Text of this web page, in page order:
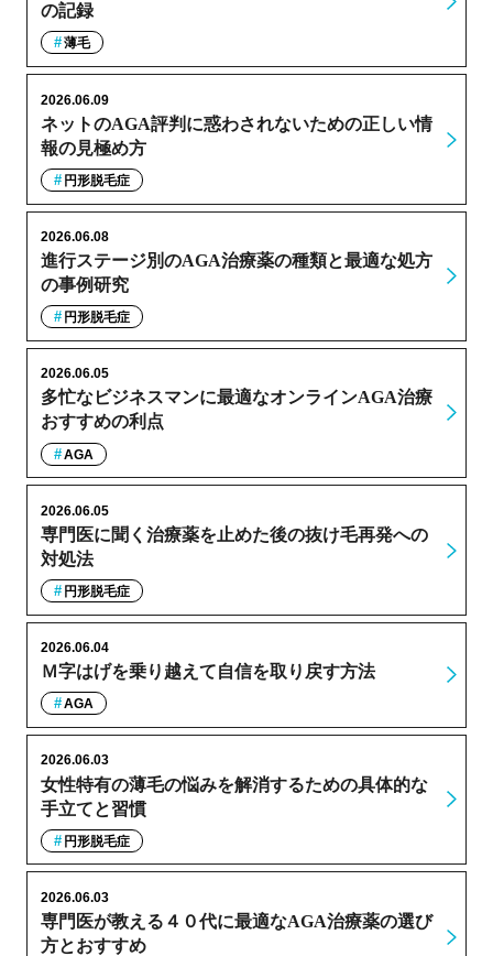
の記録
薄毛
ネットのAGA評判に惑わされないための正しい情
報の見極め方
2026.06.09
円形脱毛症
進行ステージ別のAGA治療薬の種類と最適な処方
の事例研究
2026.06.08
円形脱毛症
多忙なビジネスマンに最適なオンラインAGA治療
おすすめの利点
2026.06.05
AGA
専門医に聞く治療薬を止めた後の抜け毛再発への
対処法
2026.06.05
円形脱毛症
Ｍ字はげを乗り越えて自信を取り戻す方法
2026.06.04
AGA
女性特有の薄毛の悩みを解消するための具体的な
手立てと習慣
2026.06.03
円形脱毛症
専門医が教える４０代に最適なAGA治療薬の選び
方とおすすめ
2026.06.03